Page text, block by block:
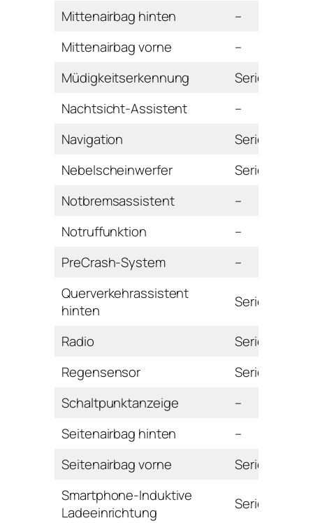
Mittenairbag hinten
–
Mittenairbag vorne
–
Müdigkeitserkennung
Serie
Nachtsicht-Assistent
–
Navigation
Serie
Nebelscheinwerfer
Serie
Notbremsassistent
–
Notruffunktion
–
PreCrash-System
–
Querverkehrassistent
hinten
Serie
Radio
Serie
Regensensor
Serie
Schaltpunktanzeige
–
Seitenairbag hinten
–
Seitenairbag vorne
Serie
Smartphone-Induktive
Ladeeinrichtung
Serie